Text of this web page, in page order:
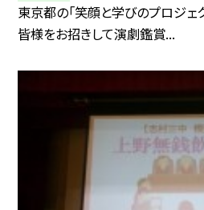
東京都の「笑顔と学びのプロジェ
皆様をお招きして演劇鑑賞...